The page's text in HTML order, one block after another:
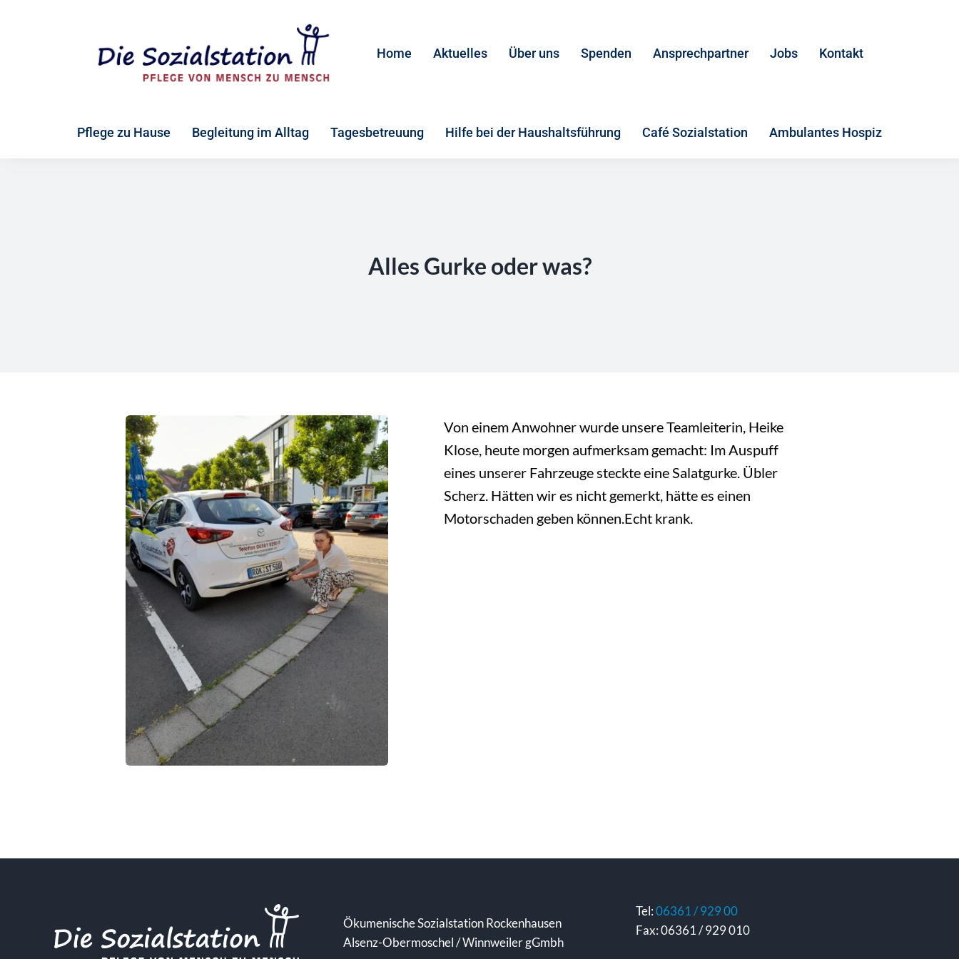
Home Aktuelles Über uns Spenden Ansprechpartner Jobs Kontakt
Pflege zu Hause Begleitung im Alltag Tagesbetreuung Hilfe bei der Haushaltsführung Café Sozialstation Ambulantes Hospiz
Alles Gurke oder was?
Von einem Anwohner wurde unsere Teamleiterin, Heike
Klose, heute morgen aufmerksam gemacht: Im Auspuff
eines unserer Fahrzeuge steckte eine Salatgurke. Übler
Scherz. Hätten wir es nicht gemerkt, hätte es einen
Motorschaden geben können.Echt krank.
Ökumenische Sozialstation Rockenhausen
Alsenz-Obermoschel / Winnweiler gGmbh
Tel:06361 / 929 00
Fax: 06361 / 929 010